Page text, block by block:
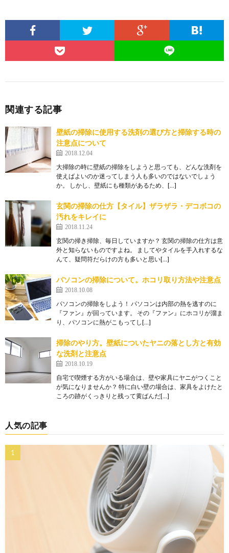
関連する記事
壁紙の掃除に使用する洗剤の選び方と掃除する時の
注意点について
2018.12.04
大掃除の時に壁紙の掃除をしようと思っても、どんな洗剤を
使えばよいのか迷ってしまう人も多いのではないでしょう
か。 しかし、壁紙にも種類があるため、[…]
玄関の掃除の仕方【タイル】ザラザラ・デコボコの
汚れをキレイに
2018.11.24
玄関の掃き掃除、毎日していますか？ 玄関の掃除の仕方は意
外と知らないものですよね。 ましてやタイルを手入れするな
んて、疑問符だらけの方も多いと思い[…]
パソコンの掃除について。ホコリ取り方法や注意点
2018.10.08
パソコンの掃除をしよう！ パソコンは内部の熱を逃すのに
『ファン』が回っています。 その『ファン』にホコリが溜ま
り、パソコンに熱がこもってし[…]
掃除のやり方。壁紙についたヤニの落とし方と有効
な洗剤と注意点
2018.10.19
自宅で喫煙する方がいる場合は、壁や家具にヤニがつくこと
が気になりませんか？ 特に白い壁の場合は、家具をよけたと
ころの跡がくっきりと残って黄ばんだ[…]
人気の記事